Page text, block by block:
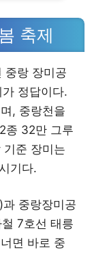
축제
중랑 장미공
정답이다.
, 중랑천을
종 32만 그루
준 장미는
기다.
중랑장미공
7호선 태릉
면 바로 중